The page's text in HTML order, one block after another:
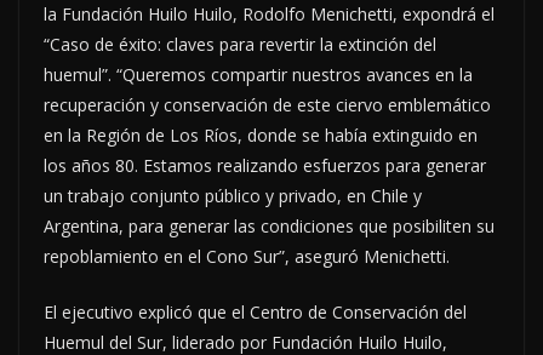
la Fundación Huilo Huilo, Rodolfo Menichetti, expondrá el
“Caso de éxito: claves para revertir la extinción del
huemul”. “Queremos compartir nuestros avances en la
recuperación y conservación de este ciervo emblemático
en la Región de Los Ríos, donde se había extinguido en
los años 80. Estamos realizando esfuerzos para generar
un trabajo conjunto público y privado, en Chile y
Argentina, para generar las condiciones que posibiliten su
repoblamiento en el Cono Sur”, aseguró Menichetti.
El ejecutivo explicó que el Centro de Conservación del
Huemul del Sur, liderado por Fundación Huilo Huilo,